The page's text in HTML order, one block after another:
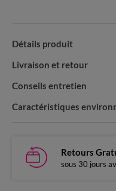
Détails produit
Livraison et retour
Conseils entretien
Caractéristiques
Retours
sous 30 jours